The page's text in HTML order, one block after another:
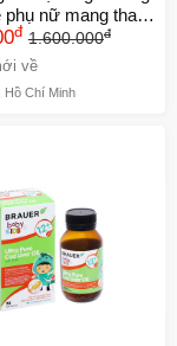
nữ mang thai
bú Brauer Ultra
For Pregnancy &
(60 viên)
đ 1.600.000đ
về
Hồ Chí Minh